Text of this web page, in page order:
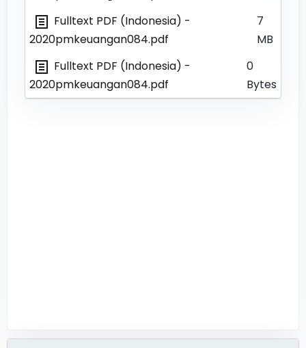
Fulltext PDF (Indonesia) -
2020pmkeuangan084.pdf
7
MB
Fulltext PDF (Indonesia) -
2020pmkeuangan084.pdf
0
Bytes